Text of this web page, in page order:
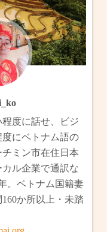
上村・スヴァイリエン
完）
度に話せ、ビジ
にベトナム語の
ミン市在住日本
ル企業で通訳な
。ベトナム国籍妻
か所以上・未踏